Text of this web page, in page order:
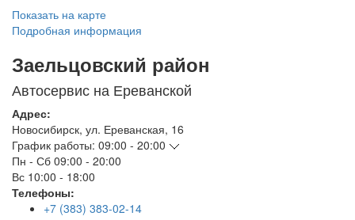
Показать на карте
Подробная информация
Заельцовский район
Автосервис на Ереванской
Адрес:
Новосибирск, ул. Ереванская, 16
График работы: 09:00 - 20:00
Пн - Сб 09:00 - 20:00
Вс 10:00 - 18:00
Телефоны:
+7 (383) 383-02-14